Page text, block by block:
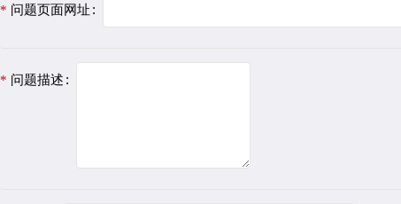
问题页面网址
问题描述